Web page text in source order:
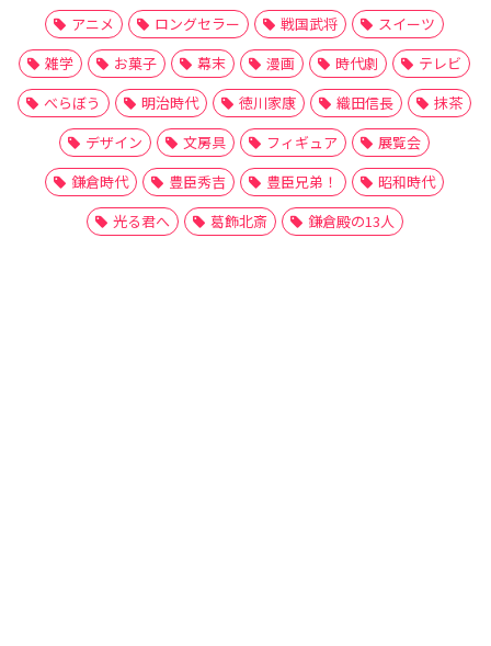
アニメ
ロングセラー 戦国武将
スイーツ
雑学
お菓子 幕末 漫画 時代劇
テレビ
べらぼう
明治時代 徳川家康 織田信長
抹茶
デザイン
文房具 フィギュア
展覧会
鎌倉時代
豊臣秀吉 豊臣兄弟！
昭和時代
光る君へ
葛飾北斎 鎌倉殿の13人